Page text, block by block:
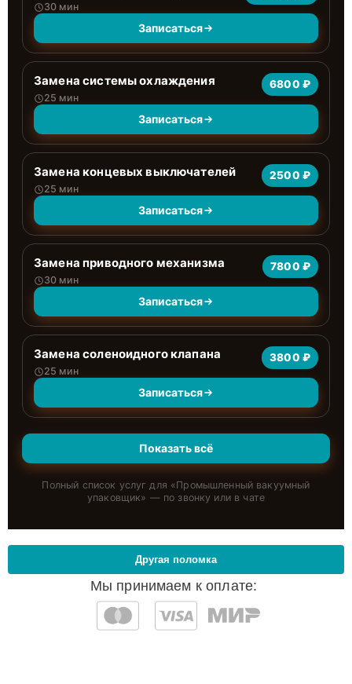
30 мин
Записаться
Замена системы охлаждения
25 мин
6800 ₽
Записаться
Замена концевых выключателей
25 мин
2500 ₽
Записаться
Замена приводного механизма
30 мин
7800 ₽
Записаться
Замена соленоидного клапана
25 мин
3800 ₽
Записаться
Показать всё
Полный список услуг для «Промышленный вакуумный
упаковщик» — по звонку или в чате
Мы принимаем к оплате:
Другая поломка